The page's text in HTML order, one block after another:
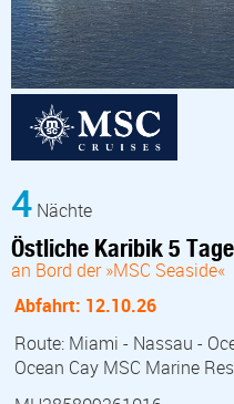
4 Nächte
Östliche Karibik 5
an Bord der »MSC Seaside«
Abfahrt: 12.10.26
Route: Miami - Nassau -
Ocean Cay MSC Marine